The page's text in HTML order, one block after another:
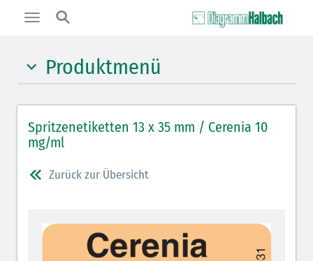
Toggle
Produktmenü
Benzodiazepine (orange)
Benzodiazepin-Antagonisten (orange schraffiert)
Muskelrelaxantien (weiß-rot): DIVI seit 2012
Opiate/Opioide (hellblau)
Spritzenetiketten 13 x 35 mm / Cerenia 10
mg/ml
Zurück zur Übersicht